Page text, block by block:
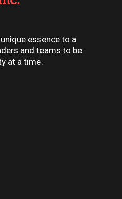
essence to a
and teams to be
at a time.